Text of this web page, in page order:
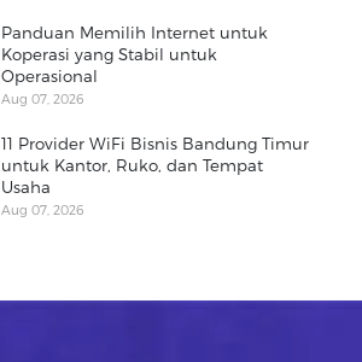
Panduan Memilih Internet untuk
Koperasi yang Stabil untuk
Operasional
Aug 07, 2026
11 Provider WiFi Bisnis Bandung Timur
untuk Kantor, Ruko, dan Tempat
Usaha
Aug 07, 2026